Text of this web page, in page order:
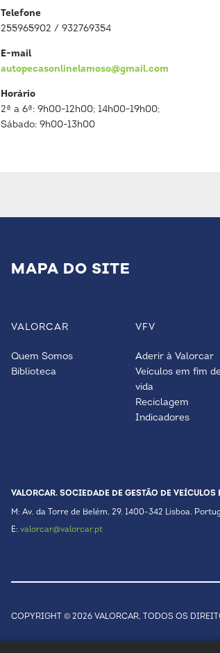
Telefone
255965902 / 932769354
E-mail
autopecasonlinelamoso@gmail.com
Horário
2ª a 6ª: 9h00-12h00; 14h00-19h00;
Sábado: 9h00-13h00
MAPA DO SITE
VALORCAR
Quem Somos
Biblioteca
VFV
Aderir à Valorcar
Veículos em fim de
vida
Reciclagem
Indicadores
VALORCAR. SOCIEDADE DE GESTÃO DE VEÍCULOS
M: Av. da Torre de Belém, 29. 1400-342 Lisboa.
E: valorcar@valorcar.pt
COPYRIGHT © 2026 VALORCAR, TODOS OS